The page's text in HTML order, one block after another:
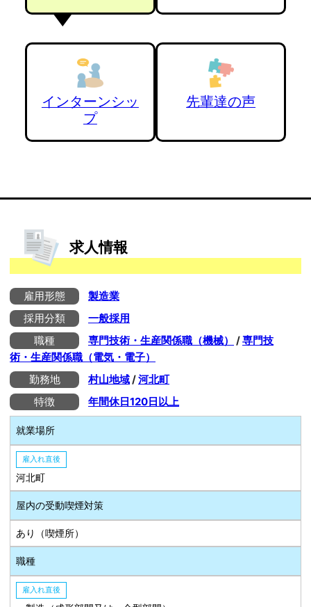
インターンシッ
プ
先輩達の声
求人情報
雇用形態
製造業
採用分類
一般採用
職種
専門技術・生産関係職（機械） /専門技
術・生産関係職（電気・電子）
勤務地
村山地域/河北町
特徴
年間休日120日以上
就業場所
雇入れ直後
河北町
屋内の受動喫煙対策
あり（喫煙所）
職種
雇入れ直後